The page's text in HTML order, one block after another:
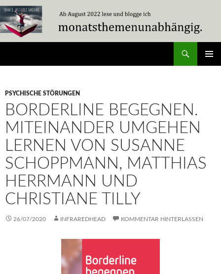
Zum
Inhalt
springen
PSYCHISCHE STÖRUNGEN
BORDERLINE BEGEGNEN.
MITEINANDER UMGEHEN
LERNEN VON SUSANNE
SCHOPPMANN, MATTHIAS
HERRMANN UND
CHRISTIANE TILLY
26/07/2020 INFRAREDHEAD KOMMENTAR HINTERLASSEN